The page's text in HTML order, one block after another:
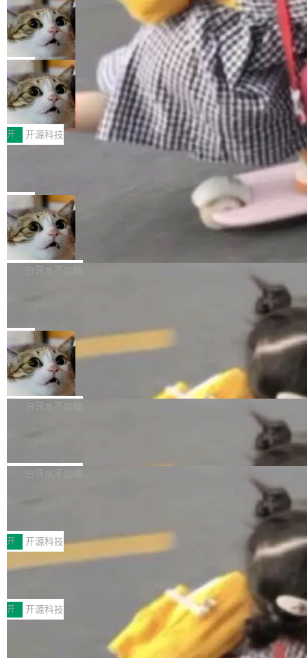
现实 过去两年，CIO们的焦虑清单上多了两项：
一是如何让大模型和智能体应用安全地从PoC走
向生产，二是如何让测试团队跟得上AI应用...
设置，如果用布尔值 + 可空字段来表示——bool
ean 表示是否可切换，nullable 的默认模式、浅
色方案、深色方案——会产生大量无意义的组
合。方案缺了、配置冲突了、全 null 了。要知道
哪些组合有效，作者说，你得靠"文档、校验、或
者部落知识"。 换个写法。Rust 的 enum，两个
变体：Switchable...
个"AI 知识库 + 聊天机器人"——每个大厂都在
做，没什么新鲜的。 但 Kenton Varda 在 Twitte
r 上把事情说清楚了： 今天我们发布了 Cloudfla
re OS，一个带连接器的聊天机器人，跟其他所
有科技公司做的一样。只不过，实际上它不一
样。这是 Sandstorm.io 的重制版，我十年前的
那个创业公司。不同的是，这次它构建在 Cloudf
lare Workers 上——我花了九年时间搭建的平台
——并且深度集成了 AI。这基本上是我十年秘密
Deno 团队开源 Celld，可自托管的分
布式 Durable Objects
Ryan Dahl 领导的 Deno 团队推出了最新开源项
目 Celld，一个能在自己机器上运行 Cloudflare
Workers 和 Durable Objects 的守护进程。 设
计思路很直接：每个对象是一个独立的 SQLite
数据库，按名称寻址，复制到你自己的 S3 兼容
存储库里。节点之间只通过这个存储库协调——
没有控制平面，没有共识协议。每个对象自带一
个小型数据库，应用天然按分片构建，单个数据
库的竞争和爆炸半径问题在设计层面就被消除
了。 闲置的 cell 会休眠到几乎不占资源。当 cel
l 迁移或唤醒时，新宿主从 S3 恢复 SQLite 数据
库继续执行。存储库是持久化的唯一真相...
局
鲁大师7月新机性能/流畅/AI榜：vivo夺
性能、流畅双第一，三星Galaxy Z系列
新折叠缺席
2026年7月的手机市场，由于存储等硬件成本暴
增，手机厂商的日子也不好过啊，新机速度明显
放缓，因此硝烟味淡了许多。新机参数规格除开
高价的三星折叠（三星Galaxy Z Fold8 Ultra / Z
Fold8 / Z Flip8）外，其余要么是中低端机器，
例如iQOO Z11i、REDMI Note 17、REDMI No
te 17 Pro、OPPO K15，要么是vivo X300 E这
样的次旗舰。 Galaxy Z Fold8 Ultra / Z Fold8 /
Z Flip8三款折叠屏新机均在7月22日发布，且全
部搭载骁龙8 Elite Gen5 for Galaxy，它们本该
开 开源科技
Zed 编辑器团队发布了新项目——DeltaDB，一
个在 git commit 之间记录每一次编辑操作的版
本控制系统。目前处于 Early Access 阶段。 De
ltaDB 的核心思路直接写在 landing page 最显
眼的位置：「Software is made between com
mits」——软件是在 commit 之间写出来的。git
是把这段空隙补上。 回退到任何一次编辑：Delt
aDB 捕获 commit 之间的每一次操作，...
局
SpaceXAI 单季资本开支达 183 亿美元
根据风险投资人Tomer Tunguz 博客（VC 分
析）披露的最新分析与第二季度业绩报告，Spac
微软同期总资本开支的四成。 与亚马逊、Alpha
bet、微软以及 Meta 等传统科技巨头相比，Spa
ceXAI的资金消耗速度尤为引人瞩目。然而，支
撑庞大支出的资金来源却呈现出截然不同的面
貌。数据显示，微软和 Meta 主要依托充沛的经
白开水不加糖
一个在终端里运行的编程 agent；Muse Spark
1.2，驱动这个 agent 的新模型。一句话概括：
你可以用 curl -fsSL https://dev.meta.ai/install.
sh | bash 安装一个能在大项目里自动规划、写
代码、验证结果的 AI 终端工具。 据介绍，Muse
个主 agent 循环，外加一组后台 agent。这些后
局
美团开源 LoHoSearch，用知识图谱校
准 AI 能力认知
机器出题的前提，是让机器拥有全局视野。整个
构建流程可以分为四个环节：建图 → 控制难度
白开水不加糖
库，并将作为transport接入Mooncake TENT。
MPComm将作为一种传输引擎接入Mooncake T
ENT，实现零拷贝传输性能提升30%、非零拷贝
传输性能最高提升5倍。UCL-MPComm底层基
于自研UCL-Engine通信引擎，后续腾讯网平将
持续开源更多基于UCL-Engine的高性能通信组
件。 腾讯网平团队在UCL-MPComm中实现了一
个独立于业务线程的全局通信引擎（Engine），
白开水不加糖
型案例入选名单》，深信服“面向企业研发场景的
开源 AI 编程平台 CoStrict 应用”凭借卓越的技术
创新与落地成效成功入选。 全链路私有化部署，
助力企业AI研发安全落地 当前，越来越多企业已
经开始引入 AI Coding 工具，通过调用公有云模
型或企业内部部署模型提升研发效率。但随着 AI
Coding 从个人辅助工具逐步走向团队级、组织
级应用，企业在规模化落地过程中，对安全性、
开 开源科技
深信服AI算力网关入选工信部人工智能
前不久，工业和信息化部正式发布《2025年人工
智能应用典型案例名单》，集中展示人工智能在
各领域的应用成果，覆盖技术底座、行业赋能、
产品应用、支撑保障、专题等五大方向。深信服
开 开源科技
Jeff Dean 离开 Google：一个时代的结
束，一个实验室的开始